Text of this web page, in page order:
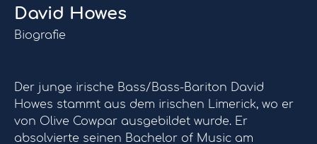
David Howes
Biografie
Der junge irische Bass/Bass-Bariton David
Howes stammt aus dem irischen Limerick, wo er
von Olive Cowpar ausgebildet wurde. Er
absolvierte seinen Bachelor of Music am